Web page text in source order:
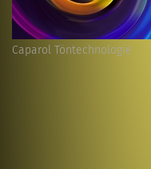
Caparol Töntechnologie